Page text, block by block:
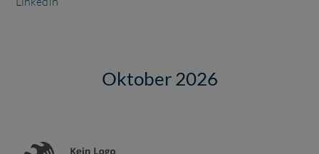
Oktober 2026